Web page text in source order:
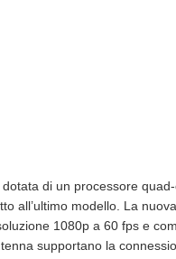
di un processore
all’ultimo modello. La
1080p a 60 fps e
supportano la